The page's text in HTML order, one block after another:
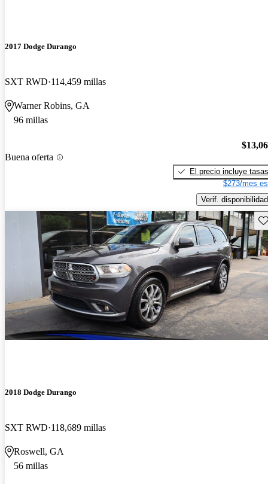
2017 Dodge Durango
SXT RWD 114,459 millas
Warner Robins, GA
96 millas
Buena oferta
El precio incluye tasas
$273/mes
Verif. disponibilidad
2018 Dodge Durango
SXT RWD 118,689 millas
Roswell, GA
56 millas